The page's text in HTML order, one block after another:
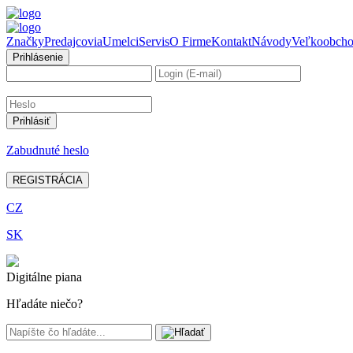
ZnačkyPredajcoviaUmelciServisO FirmeKontaktNávody
Prihlásenie
Zabudnuté heslo
REGISTRÁCIA
CZ
SK
Digitálne piana
Hľadáte niečo?